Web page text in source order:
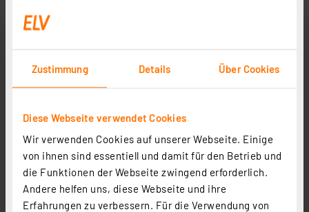
Zustimmung Details Über Cookies
Diese Webseite verwendet Cookies
Wir verwenden Cookies auf unserer Webseite. Einige
von ihnen sind essentiell und damit für den Betrieb und
die Funktionen der Webseite zwingend erforderlich.
Andere helfen uns, diese Webseite und ihre
Erfahrungen zu verbessern. Für die Verwendung von